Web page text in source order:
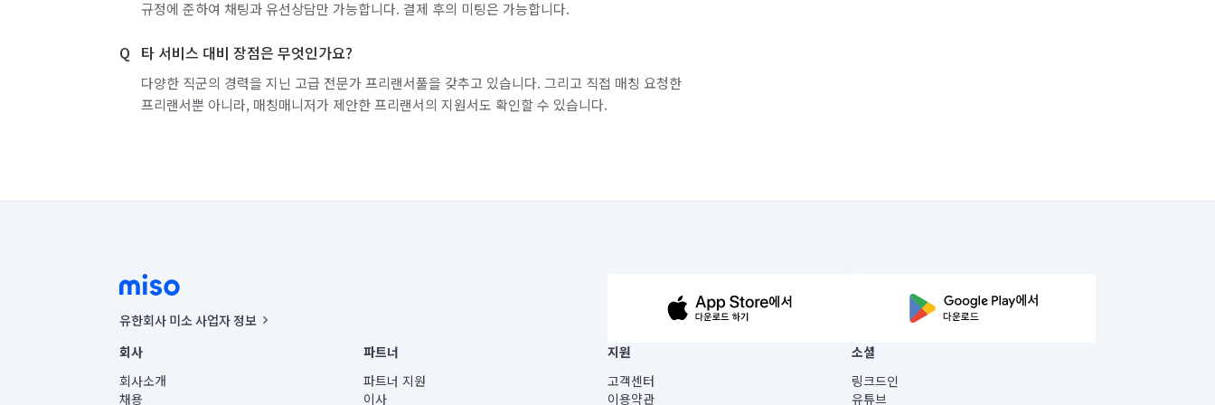
규정에 준하여 채팅과 유선상담만 가능합니다. 결제 후의 미팅은 가능합니다.
타 서비스 대비 장점은 무엇인가요?
다양한 직군의 경력을 지닌 고급 전문가 프리랜서풀을 갖추고 있습니다. 그리고 직접 매칭 요청한
프리랜서뿐 아니라, 매칭매니저가 제안한 프리랜서의 지원서도 확인할 수 있습니다.
유한회사 미소 사업자 정보
사업자등록번호 : 291-87-00271 | 인허가번호 : 2016-3220163-14-5-00019 |
통신판매신고번호 : 2024-서울종로-1400(공정거래위원회 정보) |
대표이사 : CHING VICTOR COLUMBIA RHEE
주소 | 본사: 서울특별시 종로구 율곡로 6(중학동, 트윈트리빌딩) B동 5층
회사
회사소개
채용
파트너
파트너 지원
이사
지원
고객센터
이용약관
소셜
링크드인
유튜브